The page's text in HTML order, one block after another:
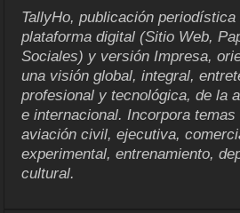
TallyHo, publicación
plataforma digital (Sitio Web,
Sociales) y versión Impresa,
una visión global, integral,
profesional y tecnológica, de la
e internacional. Incorpora
aviación civil, ejecutiva,
experimental, entrenamiento,
cultural.